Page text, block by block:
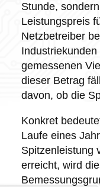
Stunde,
Leistungspreis
Netzbetreiber
gemessenen
dieser Betrag
davon, ob die
Konkret
Laufe eines
Spitzenleistung
erreicht, wird